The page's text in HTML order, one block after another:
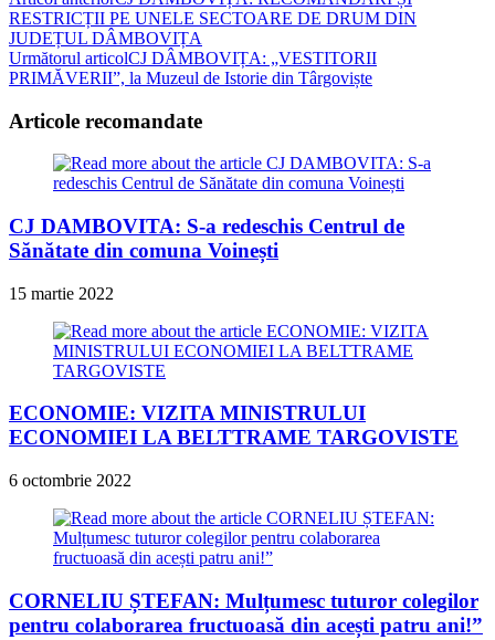
more
articles
RESTRICȚII PE UNELE SECTOARE DE DRUM DIN
JUDEȚUL DÂMBOVIȚA
Următorul articolCJ DÂMBOVIȚA: „VESTITORII
PRIMĂVERII”, la Muzeul de Istorie din Târgoviște
Articole recomandate
CJ DAMBOVITA: S-a redeschis Centrul de
Sănătate din comuna Voinești
15 martie 2022
ECONOMIE: VIZITA MINISTRULUI
ECONOMIEI LA BELTTRAME TARGOVISTE
6 octombrie 2022
CORNELIU ȘTEFAN: Mulțumesc tuturor colegilor
pentru colaborarea fructuoasă din acești patru ani!”